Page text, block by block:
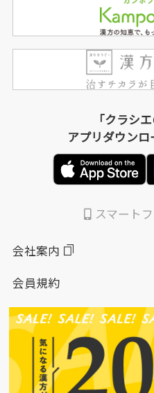
「クラシ
アプリダウン
スマート
会社案内
会員規約
個人情報保護方針
特定商取引法に基づく表示
このサイトについて